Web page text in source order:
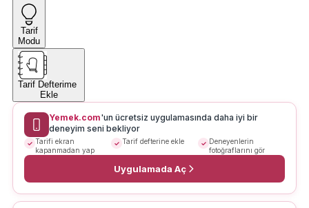
Tarif
Modu
Tarif Defterime
Ekle
Yemek.com'un ücretsiz uygulamasında daha iyi bir
deneyim seni bekliyor
Tarifi ekran
kapanmadan yap
Tarif defterine ekle
Deneyenlerin
fotoğraflarını gör
Uygulamada Aç